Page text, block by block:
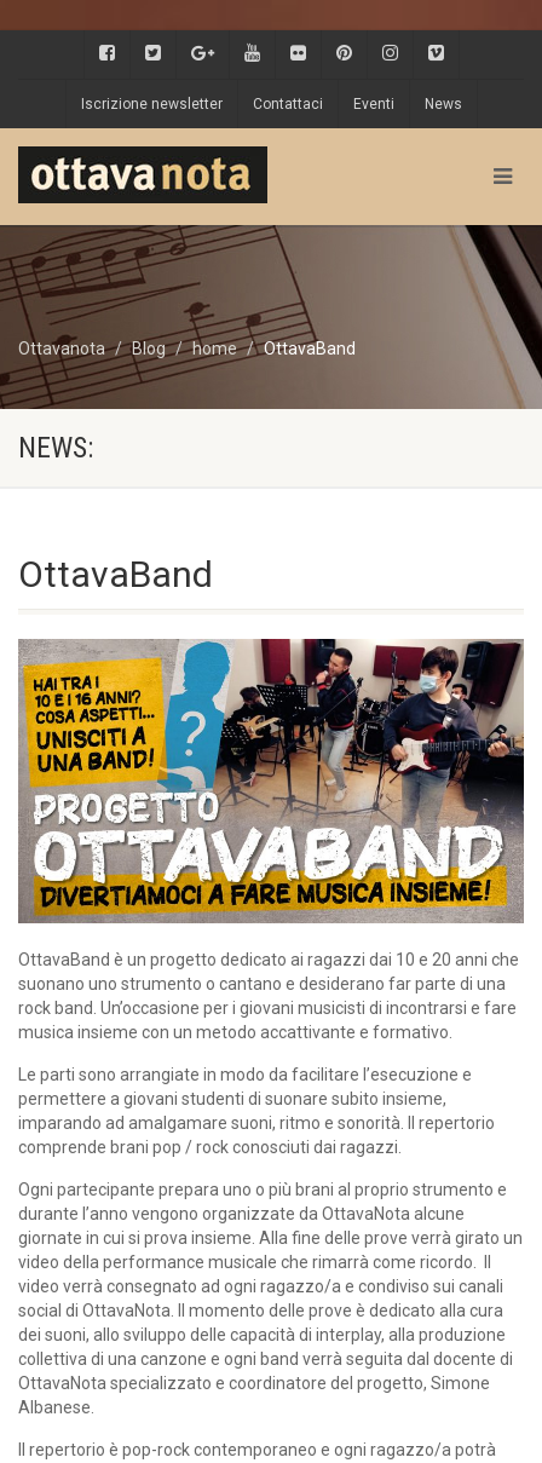
Iscrizione newsletter Contattaci Eventi News
Ottavanota Blog home OttavaBand
NEWS:
OttavaBand
OttavaBand è un progetto dedicato ai ragazzi dai 10 e 20 anni che
suonano uno strumento o cantano e desiderano far parte di una
rock band. Un’occasione per i giovani musicisti di incontrarsi e fare
musica insieme con un metodo accattivante e formativo.
Le parti sono arrangiate in modo da facilitare l’esecuzione e
permettere a giovani studenti di suonare subito insieme,
imparando ad amalgamare suoni, ritmo e sonorità. Il repertorio
comprende brani pop / rock conosciuti dai ragazzi.
Ogni partecipante prepara uno o più brani al proprio strumento e
durante l’anno vengono organizzate da OttavaNota alcune
giornate in cui si prova insieme. Alla fine delle prove verrà girato un
video della performance musicale che rimarrà come ricordo. Il
video verrà consegnato ad ogni ragazzo/a e condiviso sui canali
social di OttavaNota. Il momento delle prove è dedicato alla cura
dei suoni, allo sviluppo delle capacità di interplay, alla produzione
collettiva di una canzone e ogni band verrà seguita dal docente di
OttavaNota specializzato e coordinatore del progetto, Simone
Albanese.
Il repertorio è pop-rock contemporaneo e ogni ragazzo/a potrà